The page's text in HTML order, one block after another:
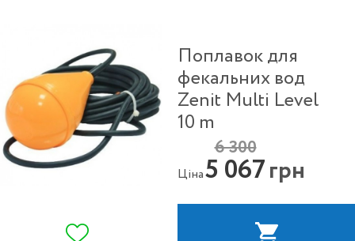
Поплавок для
фекальних вод
Zenit Multi Level
10 m
Ціна
6 300
5 067грн